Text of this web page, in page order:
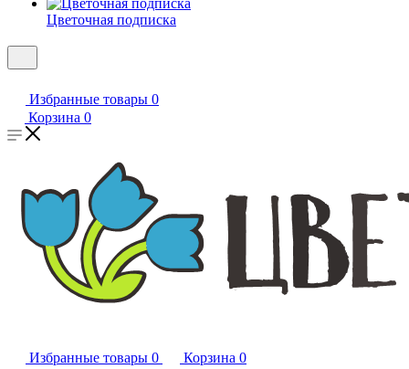
Цветочная подписка
Избранные товары 0
Корзина 0
Избранные товары 0 Корзина 0